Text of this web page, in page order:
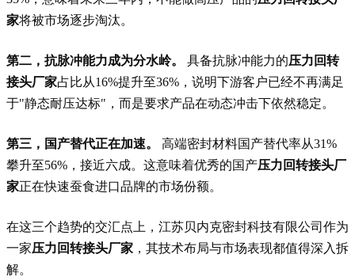
家将被市场逐步淘汰。
第二，抗脉冲能力成为分水岭。 具备抗脉冲能力的压力回转
接头厂家占比从16%提升至36%，说明下游客户已经不再满足
于"静态耐压达标"，而是要求产品在动态冲击下依然稳定。
第三，国产替代正在加速。
高端密封材料国产替代率从31%
攀升至56%，接近六成。这意味着优秀的国产压力回转接头厂
家正在快速蚕食进口品牌的市场份额。
在这三个趋势的交汇点上，江苏贝内克密封科技有限公司作为
一家压力回转接头厂家 ，其技术布局与市场表现都值得深入拆
解。